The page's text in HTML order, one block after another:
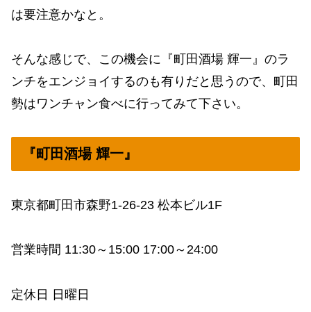
は要注意かなと。
そんな感じで、この機会に『町田酒場 輝一』のラ
ンチをエンジョイするのも有りだと思うので、町田
勢はワンチャン食べに行ってみて下さい。
『町田酒場 輝一』
東京都町田市森野1-26-23 松本ビル1F
営業時間 11:30～15:00 17:00～24:00
定休日 日曜日